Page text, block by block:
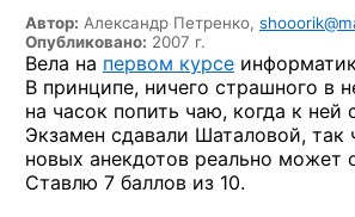
Автор: Александр Петренко,
Опубликовано: 2007 г.
Вела на первом курсе
В принципе, ничего страшного в
на часок попить чаю, когда к ней
Экзамен сдавали Шаталовой,
новых анекдотов реально может
Ставлю 7 баллов из 10.